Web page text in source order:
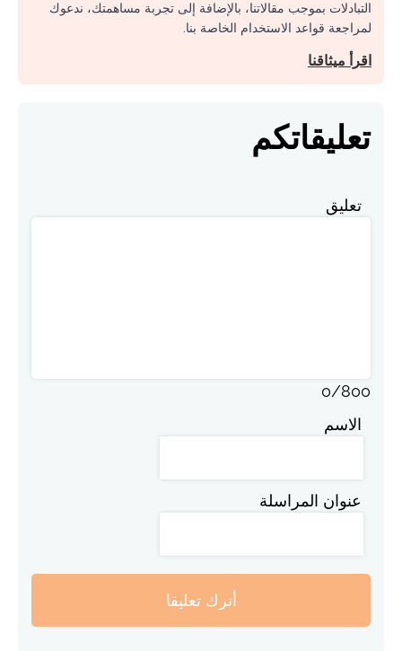
التبادلات بموجب مقالاتنا، بالإضافة إلى تجربة مساهمتك، ندعوك
لمراجعة قواعد الاستخدام الخاصة بنا.
اقرأ ميثاقنا
تعليقاتكم
تعليق
0/800
الاسم
عنوان المراسلة
أترك تعليقا